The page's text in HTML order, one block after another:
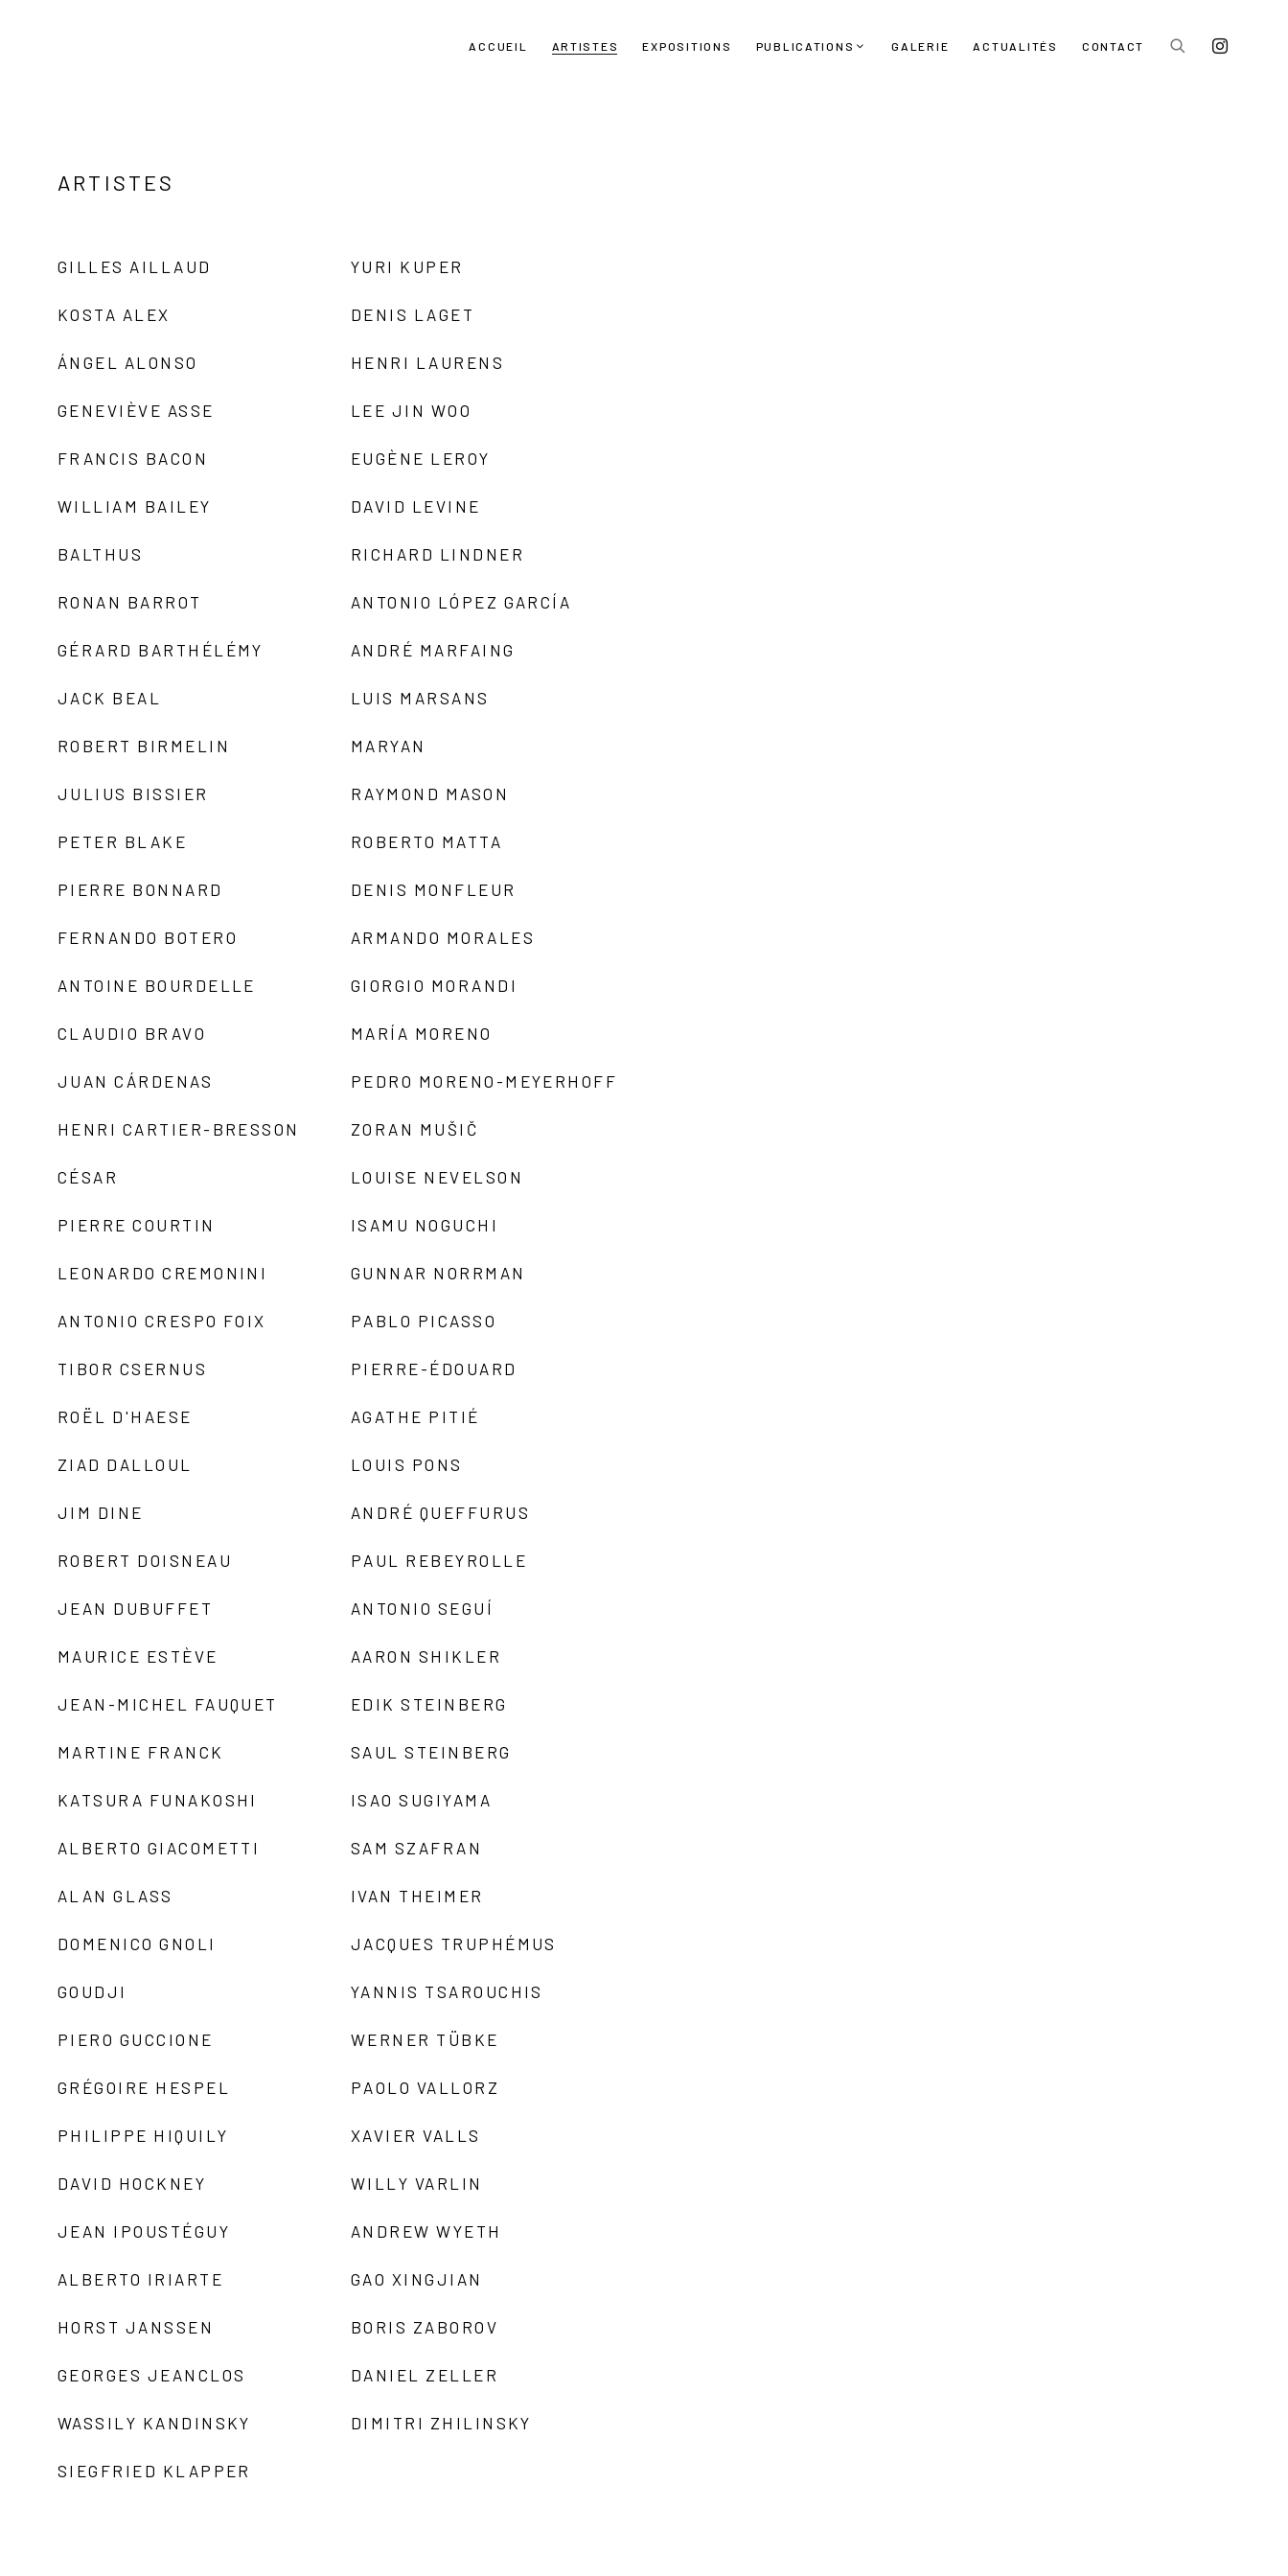
ACCUEIL ARTISTES EXPOSITIONS PUBLICATIONS GALERIE ACTUALITÉS CONTACT
ARTISTES
GILLES AILLAUD
KOSTA ALEX
ÁNGEL ALONSO
GENEVIÈVE ASSE
FRANCIS BACON
WILLIAM BAILEY
BALTHUS
RONAN BARROT
GÉRARD BARTHÉLÉMY
JACK BEAL
ROBERT BIRMELIN
JULIUS BISSIER
PETER BLAKE
PIERRE BONNARD
FERNANDO BOTERO
ANTOINE BOURDELLE
CLAUDIO BRAVO
JUAN CÁRDENAS
HENRI CARTIER-BRESSON
CÉSAR
PIERRE COURTIN
LEONARDO CREMONINI
ANTONIO CRESPO FOIX
TIBOR CSERNUS
ROËL D'HAESE
ZIAD DALLOUL
JIM DINE
ROBERT DOISNEAU
JEAN DUBUFFET
MAURICE ESTÈVE
JEAN-MICHEL FAUQUET
MARTINE FRANCK
KATSURA FUNAKOSHI
ALBERTO GIACOMETTI
ALAN GLASS
DOMENICO GNOLI
GOUDJI
PIERO GUCCIONE
GRÉGOIRE HESPEL
PHILIPPE HIQUILY
DAVID HOCKNEY
JEAN IPOUSTÉGUY
ALBERTO IRIARTE
HORST JANSSEN
GEORGES JEANCLOS
WASSILY KANDINSKY
SIEGFRIED KLAPPER
YURI KUPER
DENIS LAGET
HENRI LAURENS
LEE JIN WOO
EUGÈNE LEROY
DAVID LEVINE
RICHARD LINDNER
ANTONIO LÓPEZ GARCÍA
ANDRÉ MARFAING
LUIS MARSANS
MARYAN
RAYMOND MASON
ROBERTO MATTA
DENIS MONFLEUR
ARMANDO MORALES
GIORGIO MORANDI
MARÍA MORENO
PEDRO MORENO-MEYERHOFF
ZORAN MUŠIČ
LOUISE NEVELSON
ISAMU NOGUCHI
GUNNAR NORRMAN
PABLO PICASSO
PIERRE-ÉDOUARD
AGATHE PITIÉ
LOUIS PONS
ANDRÉ QUEFFURUS
PAUL REBEYROLLE
ANTONIO SEGUÍ
AARON SHIKLER
EDIK STEINBERG
SAUL STEINBERG
ISAO SUGIYAMA
SAM SZAFRAN
IVAN THEIMER
JACQUES TRUPHÉMUS
YANNIS TSAROUCHIS
WERNER TÜBKE
PAOLO VALLORZ
XAVIER VALLS
WILLY VARLIN
ANDREW WYETH
GAO XINGJIAN
BORIS ZABOROV
DANIEL ZELLER
DIMITRI ZHILINSKY